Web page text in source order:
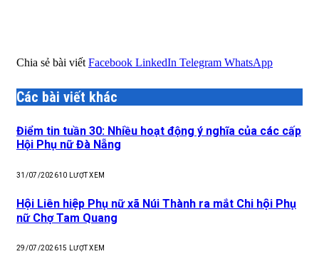
Chia sẻ bài viết Facebook LinkedIn Telegram WhatsApp
Các bài viết khác
Điểm tin tuần 30: Nhiều hoạt động ý nghĩa của các cấp
Hội Phụ nữ Đà Nẵng
31/07/202610 LƯỢT XEM
Hội Liên hiệp Phụ nữ xã Núi Thành ra mắt Chi hội Phụ
nữ Chợ Tam Quang
29/07/202615 LƯỢT XEM